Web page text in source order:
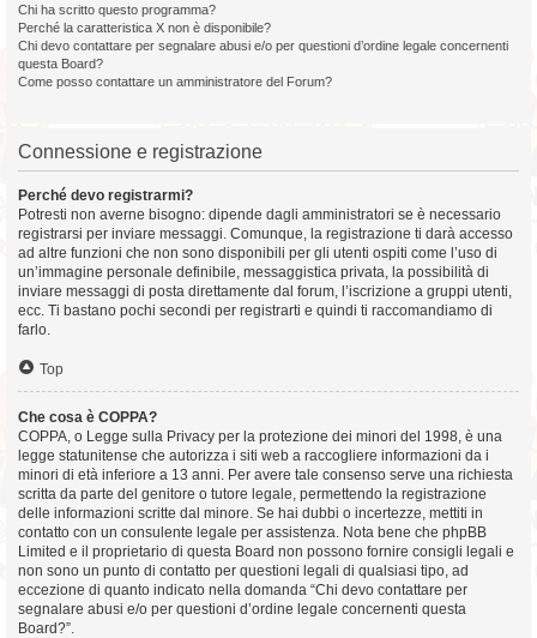
Chi ha scritto questo programma?
Perché la caratteristica X non è disponibile?
Chi devo contattare per segnalare abusi e/o per questioni d’ordine legale concernenti
questa Board?
Come posso contattare un amministratore del Forum?
Connessione e registrazione
Perché devo registrarmi?
Potresti non averne bisogno: dipende dagli amministratori se è necessario
registrarsi per inviare messaggi. Comunque, la registrazione ti darà accesso
ad altre funzioni che non sono disponibili per gli utenti ospiti come l’uso di
un’immagine personale definibile, messaggistica privata, la possibilità di
inviare messaggi di posta direttamente dal forum, l’iscrizione a gruppi utenti,
ecc. Ti bastano pochi secondi per registrarti e quindi ti raccomandiamo di
farlo.
Top
Che cosa è COPPA?
COPPA, o Legge sulla Privacy per la protezione dei minori del 1998, è una
legge statunitense che autorizza i siti web a raccogliere informazioni da i
minori di età inferiore a 13 anni. Per avere tale consenso serve una richiesta
scritta da parte del genitore o tutore legale, permettendo la registrazione
delle informazioni scritte dal minore. Se hai dubbi o incertezze, mettiti in
contatto con un consulente legale per assistenza. Nota bene che phpBB
Limited e il proprietario di questa Board non possono fornire consigli legali e
non sono un punto di contatto per questioni legali di qualsiasi tipo, ad
eccezione di quanto indicato nella domanda “Chi devo contattare per
segnalare abusi e/o per questioni d’ordine legale concernenti questa
Board?”.